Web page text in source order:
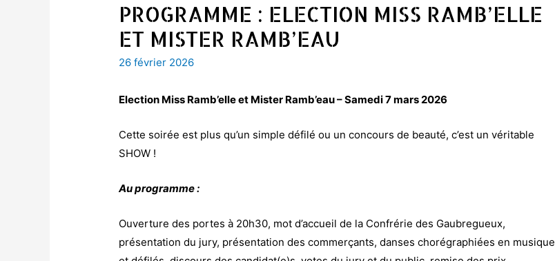
PROGRAMME : ELECTION MISS RAMB’ELLE
ET MISTER RAMB’EAU
26 février 2026
Election Miss Ramb’elle et Mister Ramb’eau – Samedi 7 mars 2026
Cette soirée est plus qu’un simple défilé ou un concours de beauté, c’est un véritable
SHOW !
Au programme :
Ouverture des portes à 20h30, mot d’accueil de la Confrérie des Gaubregueux,
présentation du jury, présentation des commerçants, danses chorégraphiées en musique